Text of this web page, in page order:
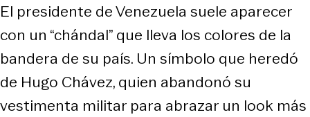
El presidente de Venezuela suele aparecer
con un “chándal” que lleva los colores de la
bandera de su país. Un símbolo que heredó
de Hugo Chávez, quien abandonó su
vestimenta militar para abrazar un look más